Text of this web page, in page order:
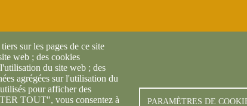
sur les pages de ce site
web ; des cookies
du site web ; des
agrégées sur l'utilisation du
pour afficher des
TOUT", vous consentez à
PARAMÈTRES DE
© FREDON 2024 -